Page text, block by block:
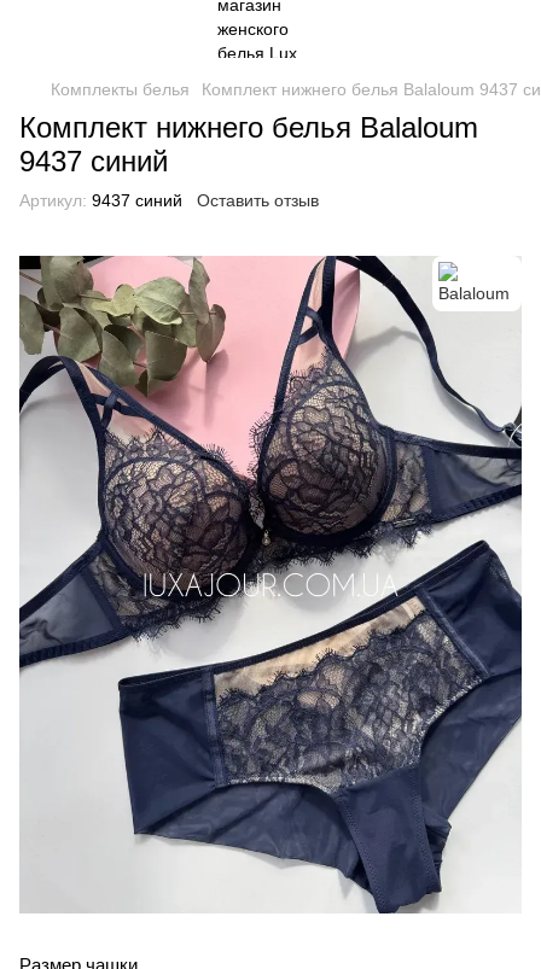
Комплекты белья Комплект нижнего белья Balaloum 9437
Комплект нижнего белья Balaloum
9437 синий
Артикул: 9437 синий Оставить отзыв
Размер чашки